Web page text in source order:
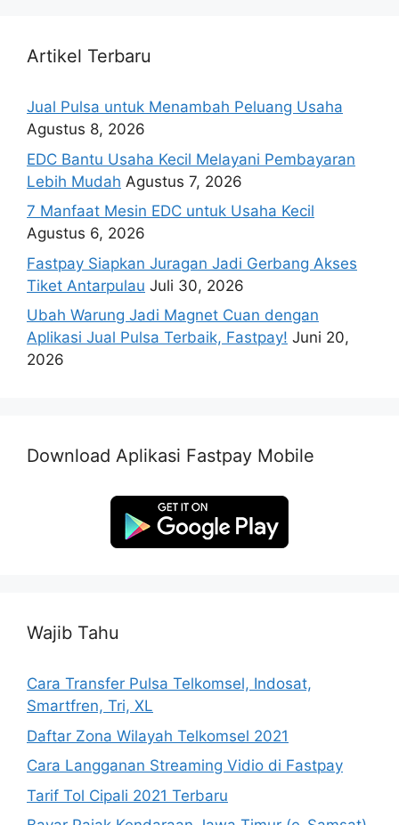
Artikel Terbaru
Jual Pulsa untuk Menambah Peluang Usaha
Agustus 8, 2026
EDC Bantu Usaha Kecil Melayani Pembayaran
Lebih Mudah Agustus 7, 2026
7 Manfaat Mesin EDC untuk Usaha Kecil
Agustus 6, 2026
Fastpay Siapkan Juragan Jadi Gerbang Akses
Tiket Antarpulau Juli 30, 2026
Ubah Warung Jadi Magnet Cuan dengan
Aplikasi Jual Pulsa Terbaik, Fastpay! Juni 20,
2026
Download Aplikasi Fastpay Mobile
Wajib Tahu
Cara Transfer Pulsa Telkomsel, Indosat,
Smartfren, Tri, XL
Daftar Zona Wilayah Telkomsel 2021
Cara Langganan Streaming Vidio di Fastpay
Tarif Tol Cipali 2021 Terbaru